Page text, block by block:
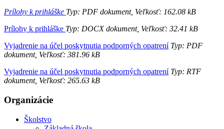
Prílohy k prihláške Typ: PDF dokument, Veľkosť: 162.08 kB
Prílohy k prihláške Typ: DOCX dokument, Veľkosť: 32.41 kB
Vyjadrenie na účel poskytnutia podporných opatrení Typ: PDF
dokument, Veľkosť: 381.96 kB
Vyjadrenie na účel poskytnutia podporných opatrení Typ: RTF
dokument, Veľkosť: 265.63 kB
Organizácie
Školstvo